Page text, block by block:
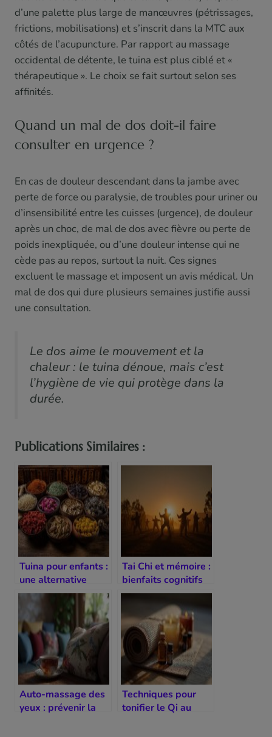
d’une palette plus large de manœuvres (pétrissages,
frictions, mobilisations) et s’inscrit dans la MTC aux
côtés de l’acupuncture. Par rapport au massage
occidental de détente, le tuina est plus ciblé et «
thérapeutique ». Le choix se fait surtout selon ses
affinités.
Quand un mal de dos doit-il faire
consulter en urgence ?
En cas de douleur descendant dans la jambe avec
perte de force ou paralysie, de troubles pour uriner ou
d’insensibilité entre les cuisses (urgence), de douleur
après un choc, de mal de dos avec fièvre ou perte de
poids inexpliquée, ou d’une douleur intense qui ne
cède pas au repos, surtout la nuit. Ces signes
excluent le massage et imposent un avis médical. Un
mal de dos qui dure plusieurs semaines justifie aussi
une consultation.
Le dos aime le mouvement et la
chaleur : le tuina dénoue, mais c’est
l’hygiène de vie qui protège dans la
durée.
Publications Similaires :
Tuina pour enfants :
une alternative
douce et efficace
Tai Chi et mémoire :
bienfaits cognitifs
reconnus
Auto-massage des
yeux : prévenir la
Techniques pour
tonifier le Qi au